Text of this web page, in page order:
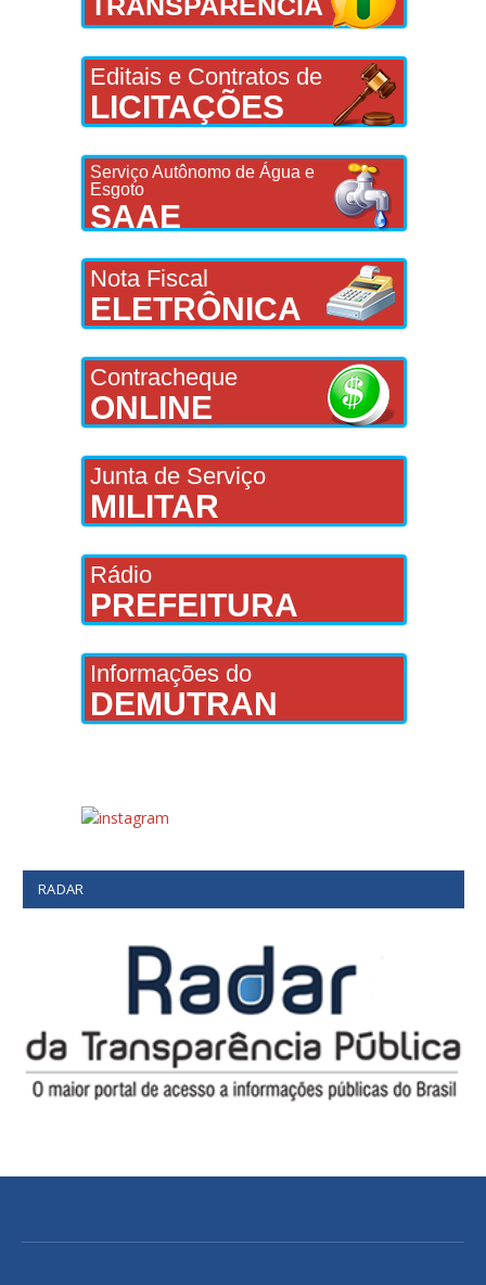
Editais e Contratos de
LICITAÇÕES
Serviço Autônomo de Água e
Esgoto
SAAE
Nota Fiscal
ELETRÔNICA
Contracheque
ONLINE
Junta de Serviço
MILITAR
Rádio
PREFEITURA
Informações do
DEMUTRAN
RADAR